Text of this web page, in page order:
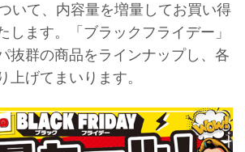
いて、内容量を増量してお買い得
します。「ブラックフライデー」
抜群の商品をラインナップし、各
上げてまいります。